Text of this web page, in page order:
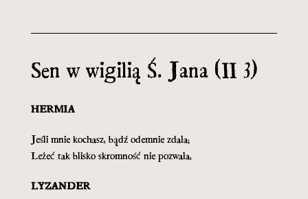
Sen w wigilią Ś. Jana (II 3)
HERMIA
Jeśli mnie kochasz, bądź odemnie zdala;
Leżeć tak blisko skromność nie pozwala,
LYZANDER